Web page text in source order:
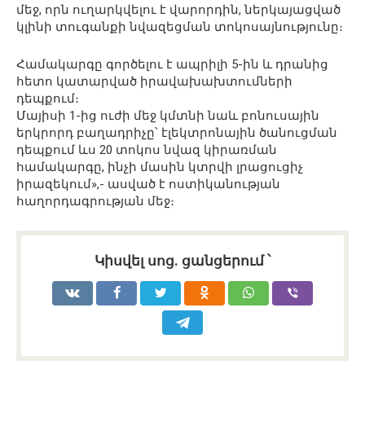
մեջ, որն ուղարկվելու է վարորդին, ներկայացված
կլինի տուգանքի նվազեցման տոկոսայնությունը։
Համակարգը գործելու է ապրիլի 5-ին և դրանից
հետո կատարված իրավախախտումների
դեպքում։
Մայիսի 1-ից ուժի մեջ կմտնի նաև բոնուսային
երկրորդ բաղադրիչը՝ էլեկտրոնային ծանուցման
դեպքում ևս 20 տոկոս նվազ կիրառման
համակարգը, ինչի մասին կտրվի լրացուցիչ
իրազեկում»,- ասված է ոստիկանության
հաղորդագրության մեջ։
Կիսվել սոց․ ցանցերում ՝